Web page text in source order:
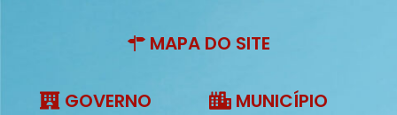
MAPA DO SITE
GOVERNO MUNICÍPIO